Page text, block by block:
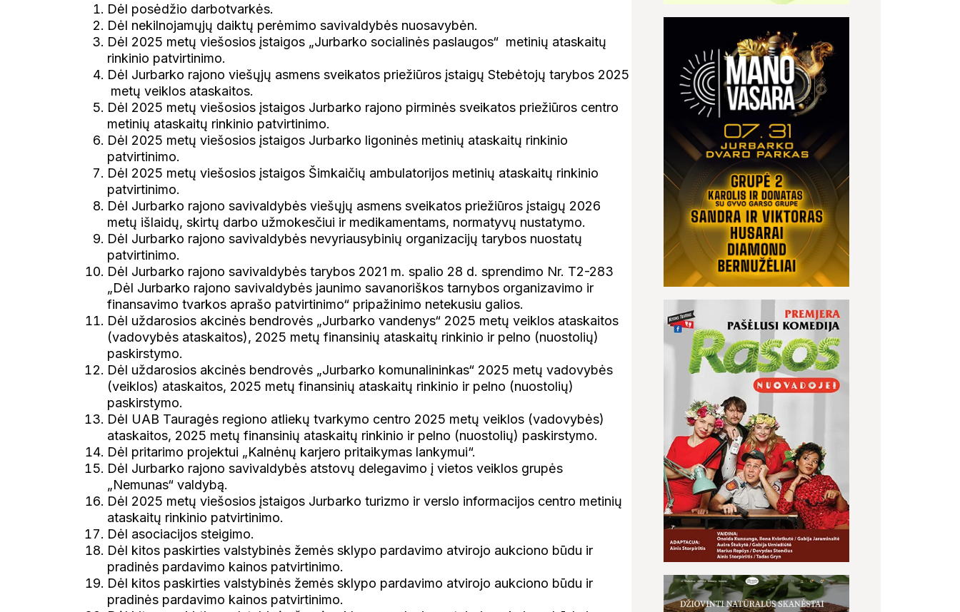
Dėl posėdžio darbotvarkės.
Dėl nekilnojamųjų daiktų perėmimo savivaldybės nuosavybėn.
Dėl 2025 metų viešosios įstaigos „Jurbarko socialinės paslaugos“ metinių ataskaitų
rinkinio patvirtinimo.
Dėl Jurbarko rajono viešųjų asmens sveikatos priežiūros įstaigų Stebėtojų tarybos 2025
metų veiklos ataskaitos.
Dėl 2025 metų viešosios įstaigos Jurbarko rajono pirminės sveikatos priežiūros centro
metinių ataskaitų rinkinio patvirtinimo.
Dėl 2025 metų viešosios įstaigos Jurbarko ligoninės metinių ataskaitų rinkinio
patvirtinimo.
Dėl 2025 metų viešosios įstaigos Šimkaičių ambulatorijos metinių ataskaitų rinkinio
patvirtinimo.
Dėl Jurbarko rajono savivaldybės viešųjų asmens sveikatos priežiūros įstaigų 2026
metų išlaidų, skirtų darbo užmokesčiui ir medikamentams, normatyvų nustatymo.
Dėl Jurbarko rajono savivaldybės nevyriausybinių organizacijų tarybos nuostatų
patvirtinimo.
Dėl Jurbarko rajono savivaldybės tarybos 2021 m. spalio 28 d. sprendimo Nr. T2-283
„Dėl Jurbarko rajono savivaldybės jaunimo savanoriškos tarnybos organizavimo ir
finansavimo tvarkos aprašo patvirtinimo“ pripažinimo netekusiu galios.
Dėl uždarosios akcinės bendrovės „Jurbarko vandenys“ 2025 metų veiklos ataskaitos
(vadovybės ataskaitos), 2025 metų finansinių ataskaitų rinkinio ir pelno (nuostolių)
paskirstymo.
Dėl uždarosios akcinės bendrovės „Jurbarko komunalininkas“ 2025 metų vadovybės
(veiklos) ataskaitos, 2025 metų finansinių ataskaitų rinkinio ir pelno (nuostolių)
paskirstymo.
Dėl UAB Tauragės regiono atliekų tvarkymo centro 2025 metų veiklos (vadovybės)
ataskaitos, 2025 metų finansinių ataskaitų rinkinio ir pelno (nuostolių) paskirstymo.
Dėl pritarimo projektui „Kalnėnų karjero pritaikymas lankymui“.
Dėl Jurbarko rajono savivaldybės atstovų delegavimo į vietos veiklos grupės
„Nemunas“ valdybą.
Dėl 2025 metų viešosios įstaigos Jurbarko turizmo ir verslo informacijos centro metinių
ataskaitų rinkinio patvirtinimo.
Dėl asociacijos steigimo.
Dėl kitos paskirties valstybinės žemės sklypo pardavimo atvirojo aukciono būdu ir
pradinės pardavimo kainos patvirtinimo.
Dėl kitos paskirties valstybinės žemės sklypo pardavimo atvirojo aukciono būdu ir
pradinės pardavimo kainos patvirtinimo.